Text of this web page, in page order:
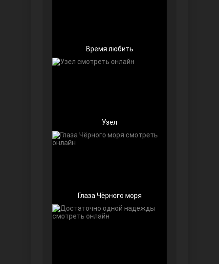
Время любить
Узел
Глаза Чёрного моря